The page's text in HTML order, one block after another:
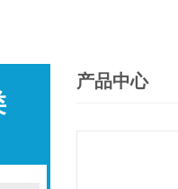
产品中心